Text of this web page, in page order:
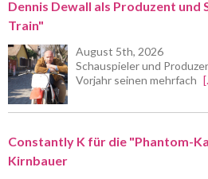
Dennis Dewall als Produzent und
Train"
August 5th, 2026
Schauspieler und
Vorjahr seinen mehrfach
Constantly K für die "Phantom-
Kirnbauer